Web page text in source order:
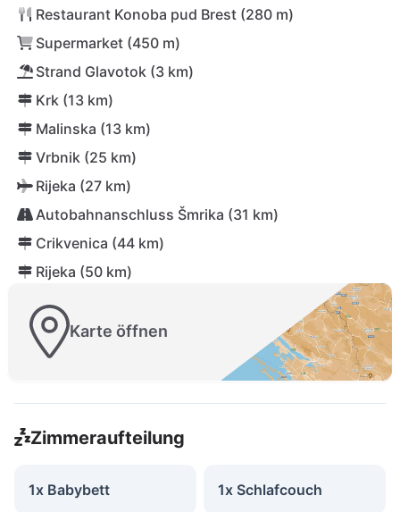
Restaurant Konoba pud Brest (280 m)
Supermarket (450 m)
Strand Glavotok (3 km)
Krk (13 km)
Malinska (13 km)
Vrbnik (25 km)
Rijeka (27 km)
Autobahnanschluss Šmrika (31 km)
Crikvenica (44 km)
Rijeka (50 km)
Karte öffnen
Zimmeraufteilung
1x Babybett 1x Schlafcouch